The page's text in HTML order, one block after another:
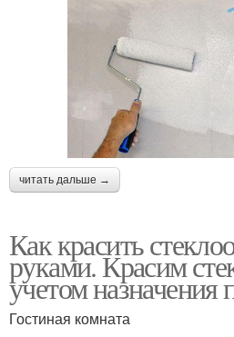
читать дальше →
Как красить
руками. Красим
учетом
Гостиная комната